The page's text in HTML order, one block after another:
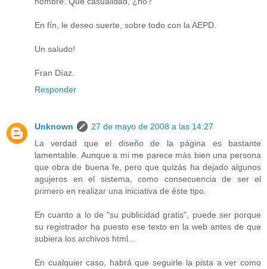
En fín, le deseo suerte, sobre todo con la AEPD.
Un saludo!
Fran Díaz.
Responder
Unknown
27 de mayo de 2008 a las 14:27
La verdad que el diseño de la página es bastante
lamentable. Aunque a mi me parece más bien una persona
que obra de buena fe, pero que quizás ha dejado algunos
agujeros en el sistema, como consecuencia de ser el
primero en realizar una iniciativa de éste tipo.
En cuanto a lo de "su publicidad gratis", puede ser porque
su registrador ha puesto ese texto en la web antes de que
subiera los archivos html...
En cualquier caso, habrá que seguirle la pista a ver como